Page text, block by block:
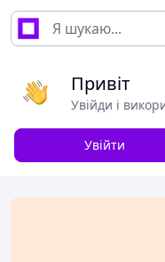
Привіт
Увійди і
Увійти